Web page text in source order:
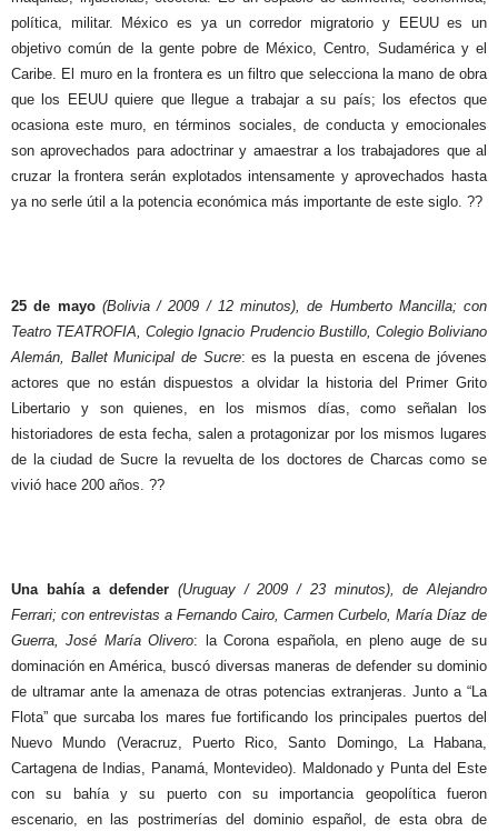
política, militar. México es ya un corredor migratorio y EEUU es un
objetivo común de la gente pobre de México, Centro, Sudamérica y el
Caribe. El muro en la frontera es un filtro que selecciona la mano de obra
que los EEUU quiere que llegue a trabajar a su país; los efectos que
ocasiona este muro, en términos sociales, de conducta y emocionales
son aprovechados para adoctrinar y amaestrar a los trabajadores que al
cruzar la frontera serán explotados intensamente y aprovechados hasta
ya no serle útil a la potencia económica más importante de este siglo. ??
25 de mayo (Bolivia / 2009 / 12 minutos), de Humberto Mancilla; con
Teatro TEATROFIA, Colegio Ignacio Prudencio Bustillo, Colegio Boliviano
Alemán, Ballet Municipal de Sucre: es la puesta en escena de jóvenes
actores que no están dispuestos a olvidar la historia del Primer Grito
Libertario y son quienes, en los mismos días, como señalan los
historiadores de esta fecha, salen a protagonizar por los mismos lugares
de la ciudad de Sucre la revuelta de los doctores de Charcas como se
vivió hace 200 años. ??
Una bahía a defender (Uruguay / 2009 / 23 minutos), de Alejandro
Ferrari; con entrevistas a Fernando Cairo, Carmen Curbelo, María Díaz de
Guerra, José María Olivero: la Corona española, en pleno auge de su
dominación en América, buscó diversas maneras de defender su dominio
de ultramar ante la amenaza de otras potencias extranjeras. Junto a “La
Flota” que surcaba los mares fue fortificando los principales puertos del
Nuevo Mundo (Veracruz, Puerto Rico, Santo Domingo, La Habana,
Cartagena de Indias, Panamá, Montevideo). Maldonado y Punta del Este
con su bahía y su puerto con su importancia geopolítica fueron
escenario, en las postrimerías del dominio español, de esta obra de